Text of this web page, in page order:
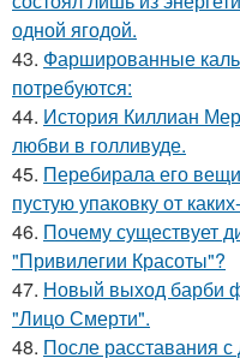
одной ягодой.
43. Фаршированные
потребуются:
44. История Киллиан
любви в голливуде.
45. Перебирала его
пустую упаковку от
46. Почему существует
"Привилегии Красоты"?
47. Новый выход барби
"Лицо Смерти".
48. После расставания